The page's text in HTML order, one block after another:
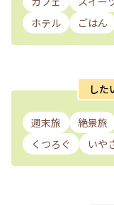
ホテル
ごはん
した
週末旅 絶景旅
くつろぐ
いや